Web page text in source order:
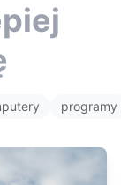
programy